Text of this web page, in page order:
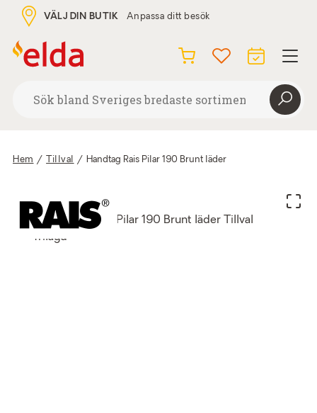
VÄLJ DIN BUTIK Anpassa ditt besök
Hem / Tillval / Handtag Rais Pilar 190 Brunt läder